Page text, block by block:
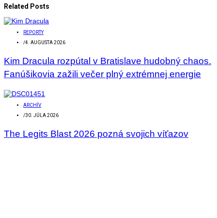
Related Posts
REPORTY
/4. AUGUSTA 2026
Kim Dracula rozpútal v Bratislave hudobný chaos.
Fanúšikovia zažili večer plný extrémnej energie
ARCHÍV
/30. JÚLA 2026
The Legits Blast 2026 pozná svojich víťazov